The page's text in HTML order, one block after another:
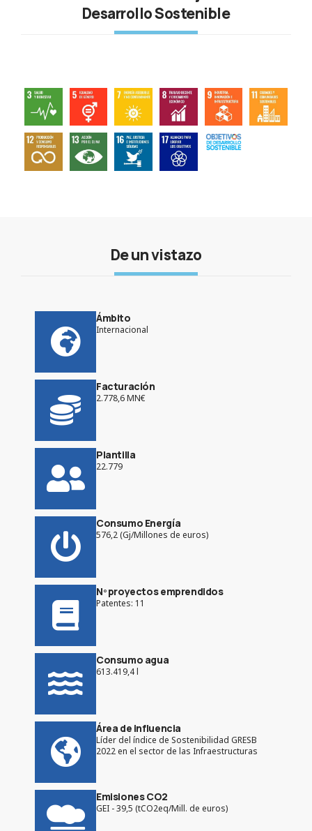
Desarrollo Sostenible
De un vistazo
Ámbito
Internacional
Facturación
2.778,6 MN€
Plantilla
22.779
Consumo Energía
576,2 (Gj/Millones de euros)
Nº proyectos emprendidos
Patentes: 11
Consumo agua
613.419,4 l
Área de influencia
Líder del índice de Sostenibilidad GRESB
2022 en el sector de las Infraestructuras
Emisiones CO2
GEI - 39,5 (tCO2eq/Mill. de euros)